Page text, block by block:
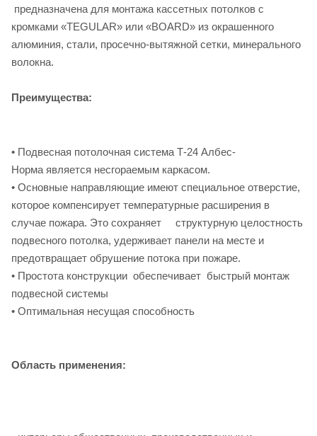
предназначена для монтажа кассетных потолков с
кромками «TEGULAR» или «BOARD» из окрашенного
алюминия, стали, просечно-вытяжной сетки, минерального
волокна.
Преимущества:
• Подвесная потолочная система Т-24 Албес-
Норма является несгораемым каркасом.
• Основные направляющие имеют специальное отверстие,
которое компенсирует температурные расширения в
случае пожара. Это сохраняет структурную целостность
подвесного потолка, удерживает панели на месте и
предотвращает обрушение потока при пожаре.
• Простота конструкции обеспечивает быстрый монтаж
подвесной системы
• Оптимальная несущая способность
Область применения: